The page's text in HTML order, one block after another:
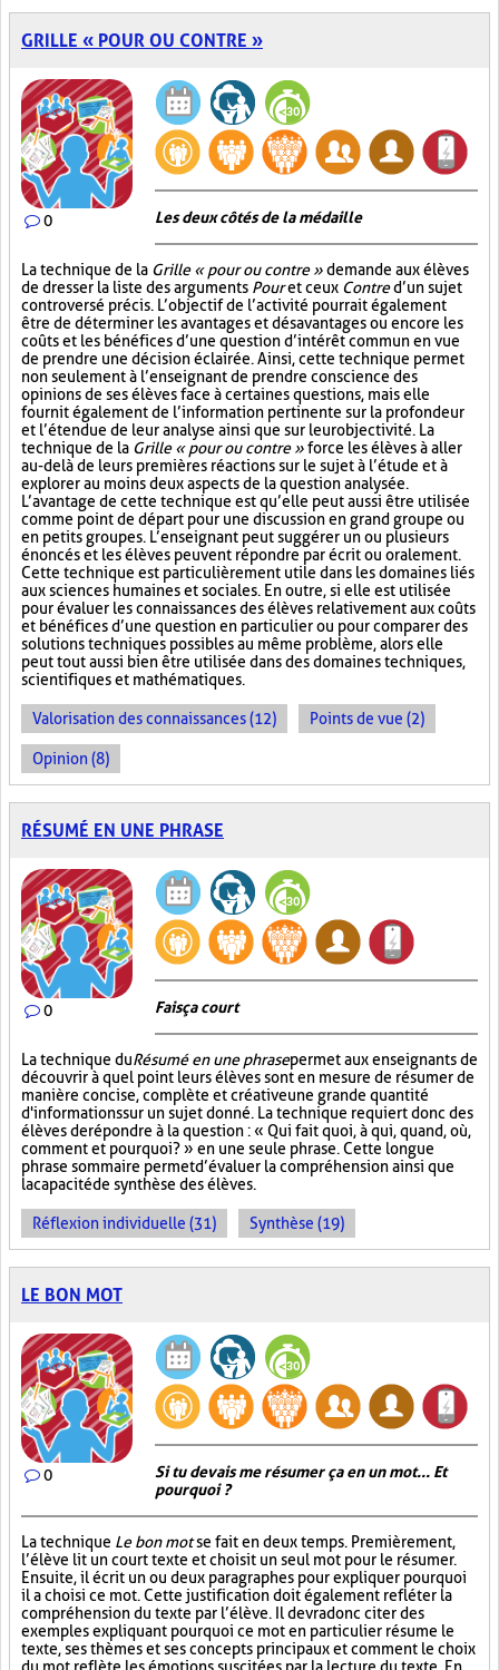
GRILLE « POUR OU CONTRE »
0 Les deux côtés de la médaille
La technique de la Grille « pour ou contre »demande aux élèves
de dresser la liste des arguments Pouret ceux Contred’un sujet
controversé précis. L’objectif de l’activité pourrait également
être de déterminer les avantages et désavantages ou encore les
coûts et les bénéfices d’une question d’intérêt commun en vue
de prendre une décision éclairée. Ainsi, cette technique permet
non seulement à l’enseignant de prendre conscience des
opinions de ses élèves face à certaines questions, mais elle
fournit également de l’information pertinente sur la profondeur
et l’étendue de leur analyse ainsi que sur leur objectivité. La
technique de la Grille « pour ou contre »force les élèves à aller
au-delà de leurs premières réactions sur le sujet à l’étude et à
explorer au moins deux aspects de la question analysée.
L’avantage de cette technique est qu’elle peut aussi être utilisée
comme point de départ pour une discussion en grand groupe ou
en petits groupes. L’enseignant peut suggérer un ou plusieurs
énoncés et les élèves peuvent répondre par écrit ou oralement.
Cette technique est particulièrement utile dans les domaines liés
aux sciences humaines et sociales. En outre, si elle est utilisée
pour évaluer les connaissances des élèves relativement aux coûts
et bénéfices d’une question en particulier ou pour comparer des
solutions techniques possibles au même problème, alors elle
peut tout aussi bien être utilisée dans des domaines techniques,
scientifiques et mathématiques.
Valorisation des connaissances (12) Points de vue (2)
Opinion (8)
RÉSUMÉ EN UNE PHRASE
0 Fais ça court
La technique duRésumé en une phrasepermet aux enseignants de
découvrir à quel point leurs élèves sont en mesure de résumer de
manière concise, complète et créative une grande quantité
d'informations sur un sujet donné. La technique requiert donc des
élèves de répondre à la question : « Qui fait quoi, à qui, quand, où,
comment et pourquoi? » en une seule phrase. Cette longue
phrase sommaire permet d’évaluer la compréhension ainsi que
la capacité de synthèse des élèves.
Réflexion individuelle (31) Synthèse (19)
LE BON MOT
0
Si tu devais me résumer ça en un mot... Et
pourquoi ?
La technique Le bon motse fait en deux temps. Premièrement,
l’élève lit un court texte et choisit un seul mot pour le résumer.
Ensuite, il écrit un ou deux paragraphes pour expliquer pourquoi
il a choisi ce mot. Cette justification doit également refléter la
compréhension du texte par l’élève. Il devra donc citer des
exemples expliquant pourquoi ce mot en particulier résume le
texte, ses thèmes et ses concepts principaux et comment le choix